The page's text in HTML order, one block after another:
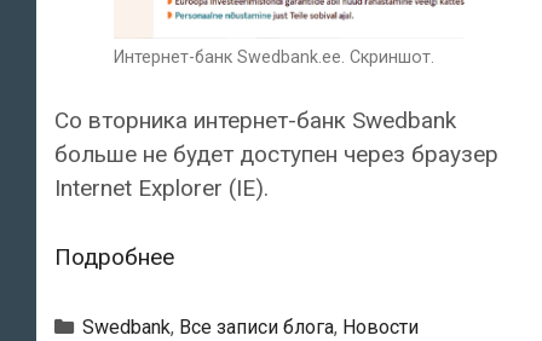
Интернет-банк Swedbank.ee. Скриншот.
Со вторника интернет-банк Swedbank
больше не будет доступен через браузер
Internet Explorer (IE).
ПодробнееИнтернет-
Swedbank
Рубрики
Swedbank, Все записи блога, Новости